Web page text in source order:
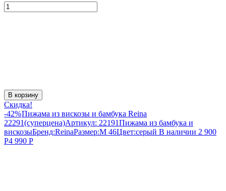
В корзину
Скидка!
-42%Пижама из вискозы и бамбука Reina
22291(суперцена)Артикул: 22191Пижама из бамбука и
вискозыБренд:ReinaРазмер:M 46Цвет:серый В наличии 2 900
Р4 990 Р